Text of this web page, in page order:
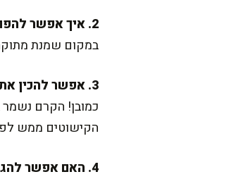
2. איך אפשר להפוך את המתכון לפרווה?
במקום שמנת
3. אפשר להכין את הקרם מראש?
כמובן! הקרם נשמר
הקישוטים ממש
4. האם אפשר להגיש את הקרם בתור שכבות?